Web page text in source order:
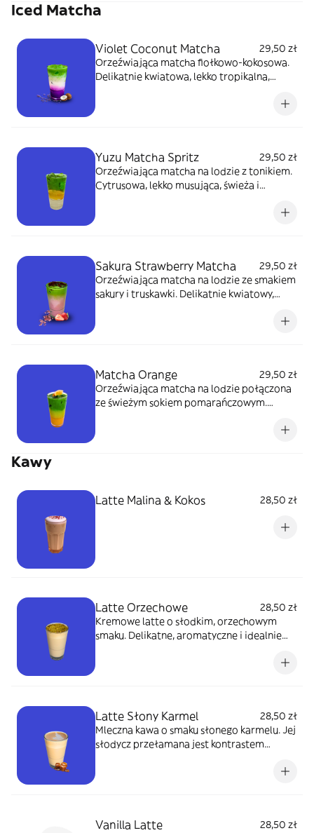
Iced Matcha
Violet Coconut Matcha
29,50 zł
Orzeźwiająca matcha fiołkowo-kokosowa.
Delikatnie kwiatowa, lekko tropikalna,
Yuzu Matcha Spritz
29,50 zł
Orzeźwiająca matcha na lodzie z tonikiem.
Cytrusowa, lekko musująca, świeża i
Sakura Strawberry Matcha
29,50 zł
Orzeźwiająca matcha na lodzie ze smakiem
sakury i truskawki. Delikatnie kwiatowy,
Matcha Orange
29,50 zł
Orzeźwiająca matcha na lodzie połączona
ze świeżym sokiem pomarańczowym.
Kawy
Latte Malina & Kokos 28,50 zł
Latte Orzechowe
28,50 zł
Kremowe latte o słodkim, orzechowym
smaku. Delikatne, aromatyczne i idealnie
Latte Słony Karmel
28,50 zł
Mleczna kawa o smaku słonego karmelu. Jej
słodycz przełamana jest kontrastem
Vanilla Latte 28,50 zł